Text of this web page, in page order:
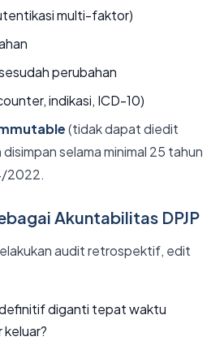
multi-faktor)
perubahan
indikasi, ICD-10)
(tidak dapat diedit
selama minimal 25 tahun
2022.
Akuntabilitas DPJP
audit retrospektif, edit
diganti tepat waktu
keluar?